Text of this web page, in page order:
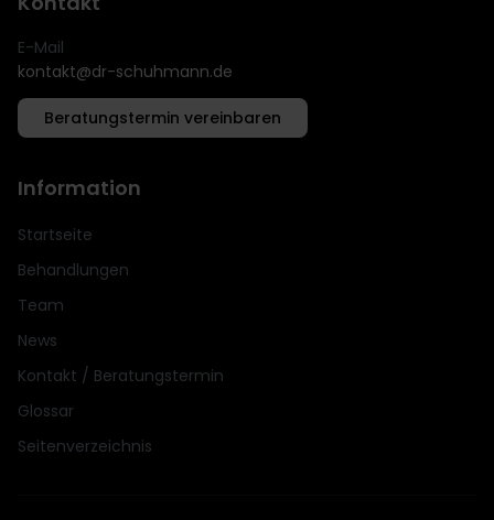
E-Mail
kontakt@dr-schuhmann.de
Beratungstermin vereinbaren
Information
Startseite
Behandlungen
Team
News
Kontakt / Beratungstermin
Glossar
Seitenverzeichnis